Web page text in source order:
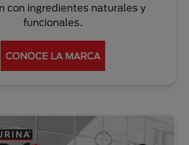
con ingredientes naturales y
funcionales.
CONOCE LA MARCA